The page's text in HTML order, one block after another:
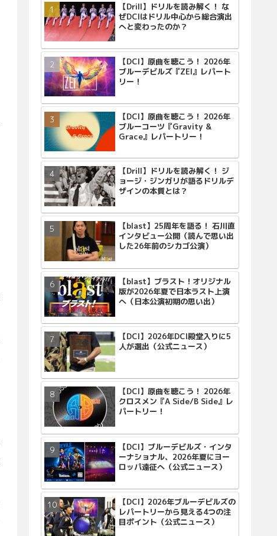
【Drill】ドリルを読み解く！ な
ぜDCIはドリル中心から総合演出
へと変わったのか？
【DCI】原曲を聴こう！ 2026年
ブルーデビルズ『ZEI』レパート
リー！
【DCI】原曲を聴こう！ 2026年
ブルーコーツ『Gravity &
Grace』レパートリー！
【Drill】ドリルを読み解く！ ジ
ョージ・ジンガリが語るドリルデ
ザインの本質とは？
【blast】25周年を語る！ 石川直
インタビュー公開（読んで思い出
した26年前のシカゴ公演）
【blast】ブラスト！オリジナル
版が2026年夏で日本ラスト上演
へ（日本公演初期の思い出）
【DCI】2026年DCI殿堂入りに5
人が選出（公式ニュース）
【DCI】原曲を聴こう！ 2026年
クロスメン『A Side/B Side』レ
パートリー！
【DCI】ブルーデビルズ・インタ
ーナショナル、2026年夏にヨー
ロッパ遠征へ（公式ニュース）
【DCI】2026年ブルーデビルズの
レパートリーから見える4つの注
目ポイント（公式ニュース）